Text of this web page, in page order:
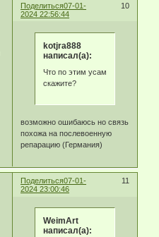
Поделиться 10
07-01-
2024 22:56:44
kotjra888
написал(а):
Что по этим усам
скажите?
возможно ошибаюсь но связь
похожа на послевоенную
репарацию (Германия)
Поделиться 11
07-01-
2024 23:00:46
WeimArt
написал(а):